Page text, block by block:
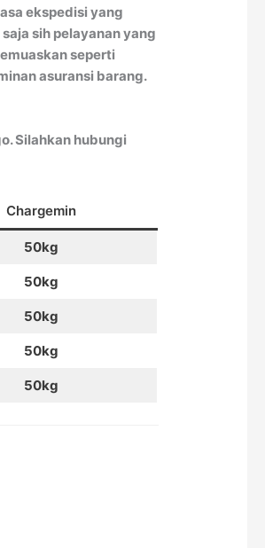
ekspedisi yang
sih pelayanan yang
seperti
asuransi barang.
Silahkan hubungi
Chargemin
50kg
50kg
50kg
50kg
50kg